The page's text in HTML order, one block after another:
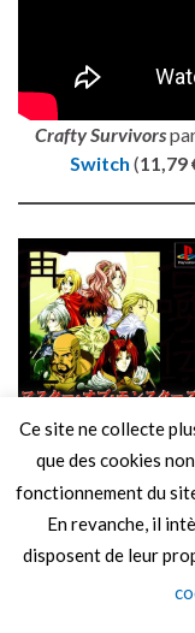
Crafty Survivors
Switch (11,79
15/05/2026
Prix :6,99 €
Page du jeu :[PS5],
Master of
né sur micro-
Ce site ne collecte
que des cookies
fonctionnement du
En revanche, il
disposent de leur